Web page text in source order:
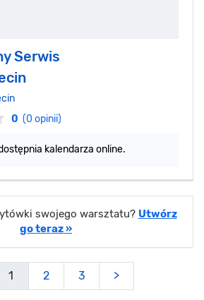
Serwis
0 (0 opinii)
kalendarza online.
swojego warsztatu? Utwórz
go teraz »
1 2 3 >